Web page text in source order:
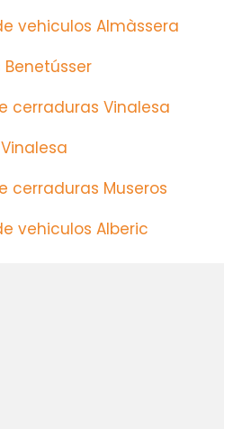
vehiculos Almàssera
Benetússer
cerraduras Vinalesa
cerraduras Museros
vehiculos Alberic